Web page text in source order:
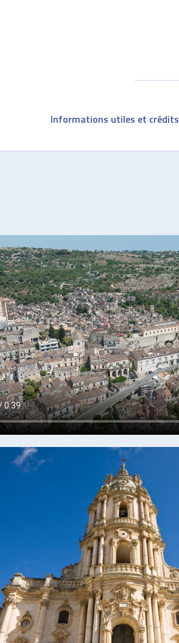
Informations utiles et crédits